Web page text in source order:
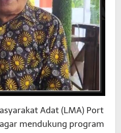
Adat (LMA) Port
mendukung program